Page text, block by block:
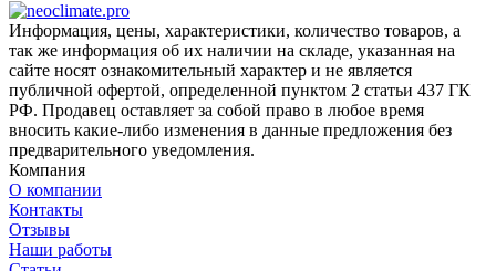
Информация, цены, характеристики, количество товаров, а
так же информация об их наличии на складе, указанная на
сайте носят ознакомительный характер и не является
публичной офертой, определенной пунктом 2 статьи 437 ГК
РФ. Продавец оставляет за собой право в любое время
вносить какие-либо изменения в данные предложения без
предварительного уведомления.
Компания
О компании
Контакты
Отзывы
Наши работы